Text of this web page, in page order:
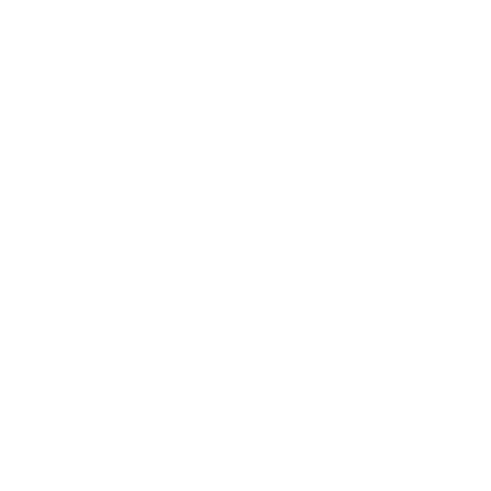
novedades del mercado de La Liga